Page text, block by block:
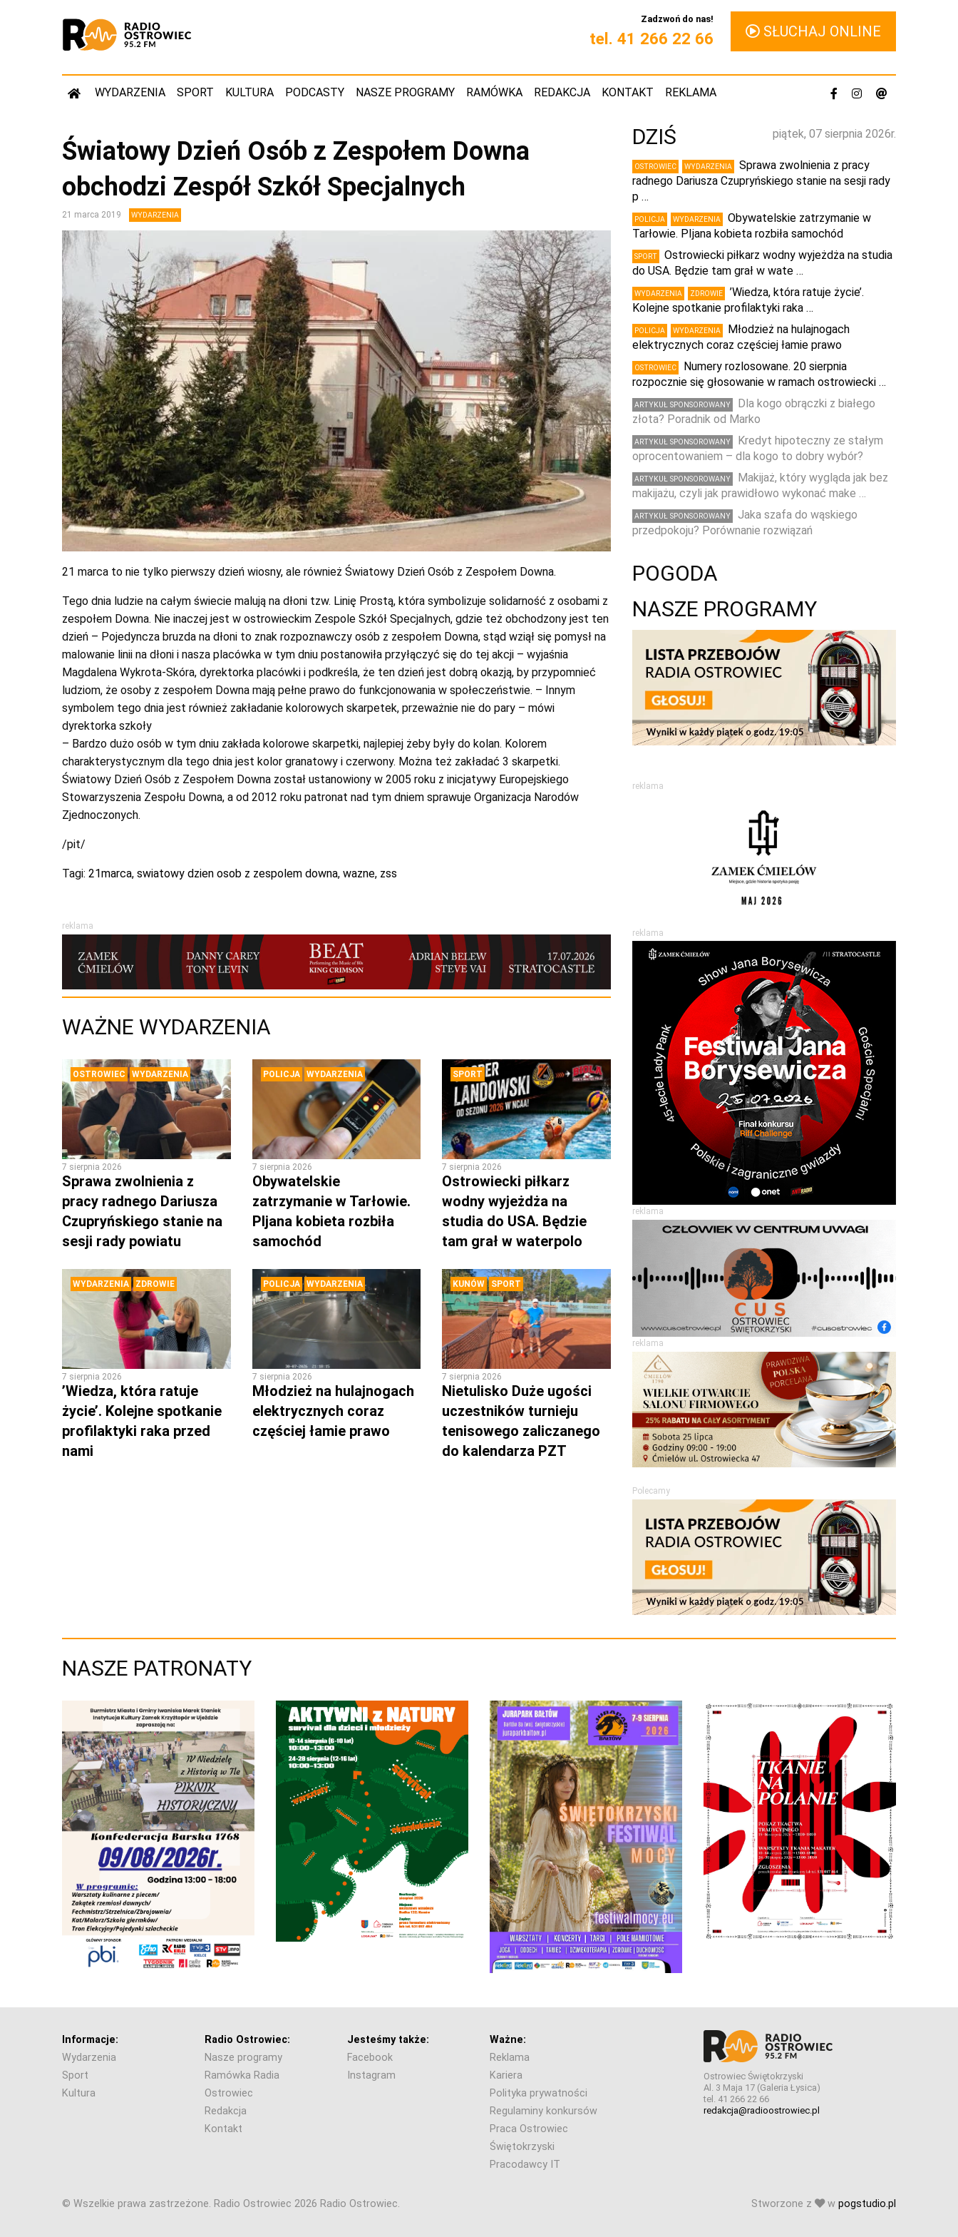
Zadzwoń do nas!
tel. 41 266 22 66 SŁUCHAJ ONLINE
WYDARZENIA SPORT KULTURA PODCASTY NASZE PROGRAMY RAMÓWKA REDAKCJA KONTAKT REKLAMA
Światowy Dzień Osób z Zespołem Downa
obchodzi Zespół Szkół Specjalnych
21 marca 2019 WYDARZENIA
21 marca to nie tylko pierwszy dzień wiosny, ale również Światowy Dzień Osób z Zespołem Downa.
Tego dnia ludzie na całym świecie malują na dłoni tzw. Linię Prostą, która symbolizuje solidarność z osobami z
zespołem Downa. Nie inaczej jest w ostrowieckim Zespole Szkół Specjalnych, gdzie też obchodzony jest ten
dzień – Pojedyncza bruzda na dłoni to znak rozpoznawczy osób z zespołem Downa, stąd wziął się pomysł na
malowanie linii na dłoni i nasza placówka w tym dniu postanowiła przyłączyć się do tej akcji – wyjaśnia
Magdalena Wykrota-Skóra, dyrektorka placówki i podkreśla, że ten dzień jest dobrą okazją, by przypomnieć
ludziom, że osoby z zespołem Downa mają pełne prawo do funkcjonowania w społeczeństwie. – Innym
symbolem tego dnia jest również zakładanie kolorowych skarpetek, przeważnie nie do pary – mówi
dyrektorka szkoły
– Bardzo dużo osób w tym dniu zakłada kolorowe skarpetki, najlepiej żeby były do kolan. Kolorem
charakterystycznym dla tego dnia jest kolor granatowy i czerwony. Można też zakładać 3 skarpetki.
Światowy Dzień Osób z Zespołem Downa został ustanowiony w 2005 roku z inicjatywy Europejskiego
Stowarzyszenia Zespołu Downa, a od 2012 roku patronat nad tym dniem sprawuje Organizacja Narodów
Zjednoczonych.
/pit/
Tagi: 21marca, swiatowy dzien osob z zespolem downa, wazne, zss
reklama
WAŻNE WYDARZENIA
OSTROWIEC WYDARZENIA
7 sierpnia 2026
Sprawa zwolnienia z
pracy radnego Dariusza
Czupryńskiego stanie na
sesji rady powiatu
POLICJA WYDARZENIA
7 sierpnia 2026
Obywatelskie
zatrzymanie w Tarłowie.
PIjana kobieta rozbiła
samochód
SPORT
7 sierpnia 2026
Ostrowiecki piłkarz
wodny wyjeżdża na
studia do USA. Będzie
tam grał w waterpolo
WYDARZENIA ZDROWIE
7 sierpnia 2026
’Wiedza, która ratuje
życie’. Kolejne spotkanie
profilaktyki raka przed
nami
POLICJA WYDARZENIA
7 sierpnia 2026
Młodzież na hulajnogach
elektrycznych coraz
częściej łamie prawo
KUNÓW SPORT
7 sierpnia 2026
Nietulisko Duże ugości
uczestników turnieju
tenisowego zaliczanego
do kalendarza PZT
piątek, 07 sierpnia 2026r.
DZIŚ
OSTROWIEC WYDARZENIA
Sprawa zwolnienia z pracy
radnego Dariusza Czupryńskiego stanie na sesji rady
p …
POLICJA WYDARZENIA
Obywatelskie zatrzymanie w
Tarłowie. PIjana kobieta rozbiła samochód
SPORT
Ostrowiecki piłkarz wodny wyjeżdża na studia
do USA. Będzie tam grał w wate …
WYDARZENIA ZDROWIE
’Wiedza, która ratuje życie’.
Kolejne spotkanie profilaktyki raka …
POLICJA WYDARZENIA
Młodzież na hulajnogach
elektrycznych coraz częściej łamie prawo
OSTROWIEC
Numery rozlosowane. 20 sierpnia
rozpocznie się głosowanie w ramach ostrowiecki …
ARTYKUŁ SPONSOROWANY
Dla kogo obrączki z białego
złota? Poradnik od Marko
ARTYKUŁ SPONSOROWANY
Kredyt hipoteczny ze stałym
oprocentowaniem – dla kogo to dobry wybór?
ARTYKUŁ SPONSOROWANY
Makijaż, który wygląda jak bez
makijażu, czyli jak prawidłowo wykonać make …
ARTYKUŁ SPONSOROWANY
Jaka szafa do wąskiego
przedpokoju? Porównanie rozwiązań
POGODA
NASZE PROGRAMY
reklama
reklama
reklama
reklama
Polecamy
NASZE PATRONATY
Informacje:
Wydarzenia
Sport
Kultura
Radio Ostrowiec:
Nasze programy
Ramówka Radia
Ostrowiec
Redakcja
Kontakt
Jesteśmy także:
Facebook
Instagram
Ważne:
Reklama
Kariera
Polityka prywatności
Regulaminy konkursów
Praca Ostrowiec
Świętokrzyski
Pracodawcy IT
Ostrowiec Świętokrzyski
Al. 3 Maja 17 (Galeria Łysica)
tel. 41 266 22 66
redakcja@radioostrowiec.pl
© Wszelkie prawa zastrzeżone. Radio Ostrowiec 2026 Radio Ostrowiec. Stworzone z w pogstudio.pl